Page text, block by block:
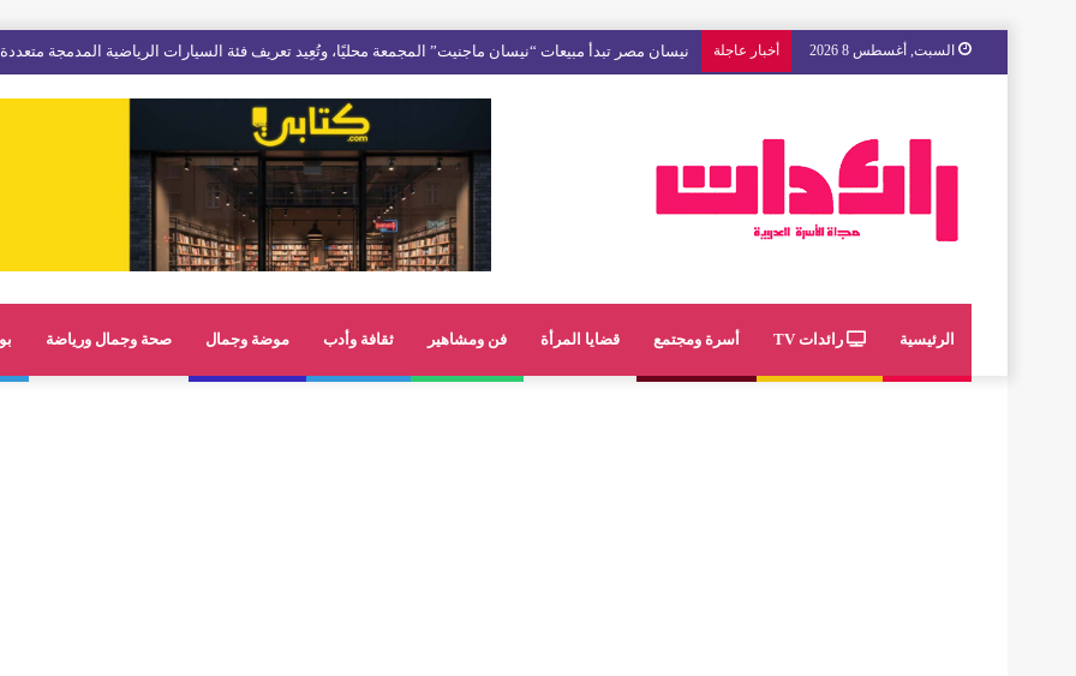
السبت, أغسطس 8 2026 أخبار عاجلة مع « The Next Ad » ، إنوي يُسند حملته الإعلانية المقبلة إلى الشباب المغربي
الرئيسية رائدات TV أسرة ومجتمع قضايا المرأة فن ومشاهير ثقافة وأدب موضة وجمال صحة وجمال ورياضة